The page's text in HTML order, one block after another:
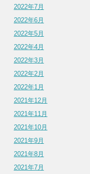
2022年7月
2022年6月
2022年5月
2022年4月
2022年3月
2022年2月
2022年1月
2021年12月
2021年11月
2021年10月
2021年9月
2021年8月
2021年7月